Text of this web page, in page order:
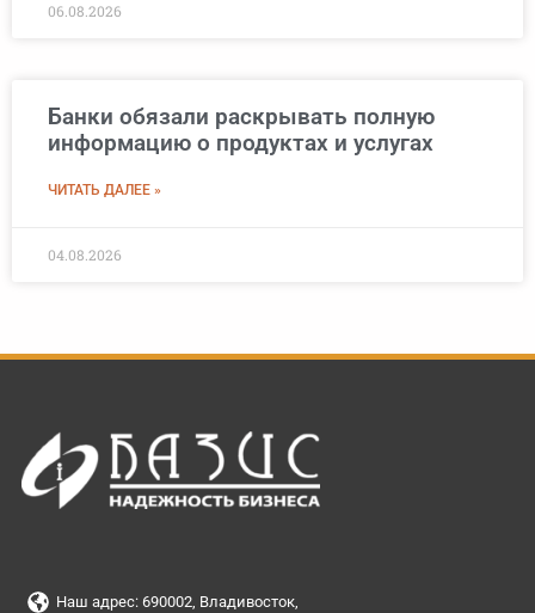
06.08.2026
Банки обязали раскрывать полную
информацию о продуктах и услугах
ЧИТАТЬ ДАЛЕЕ »
04.08.2026
Наш адрес: 690002, Владивосток,